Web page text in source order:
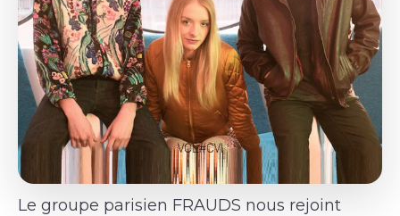
Le groupe parisien FRAUDS nous rejoint